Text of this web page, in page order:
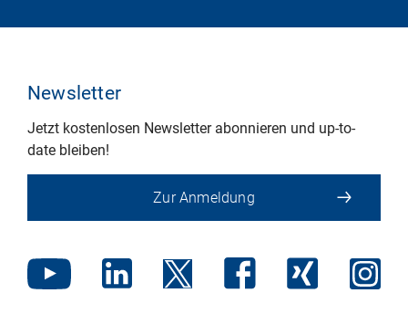
Newsletter
Jetzt kostenlosen Newsletter abonnieren und up-to-
date bleiben!
Zur Anmeldung